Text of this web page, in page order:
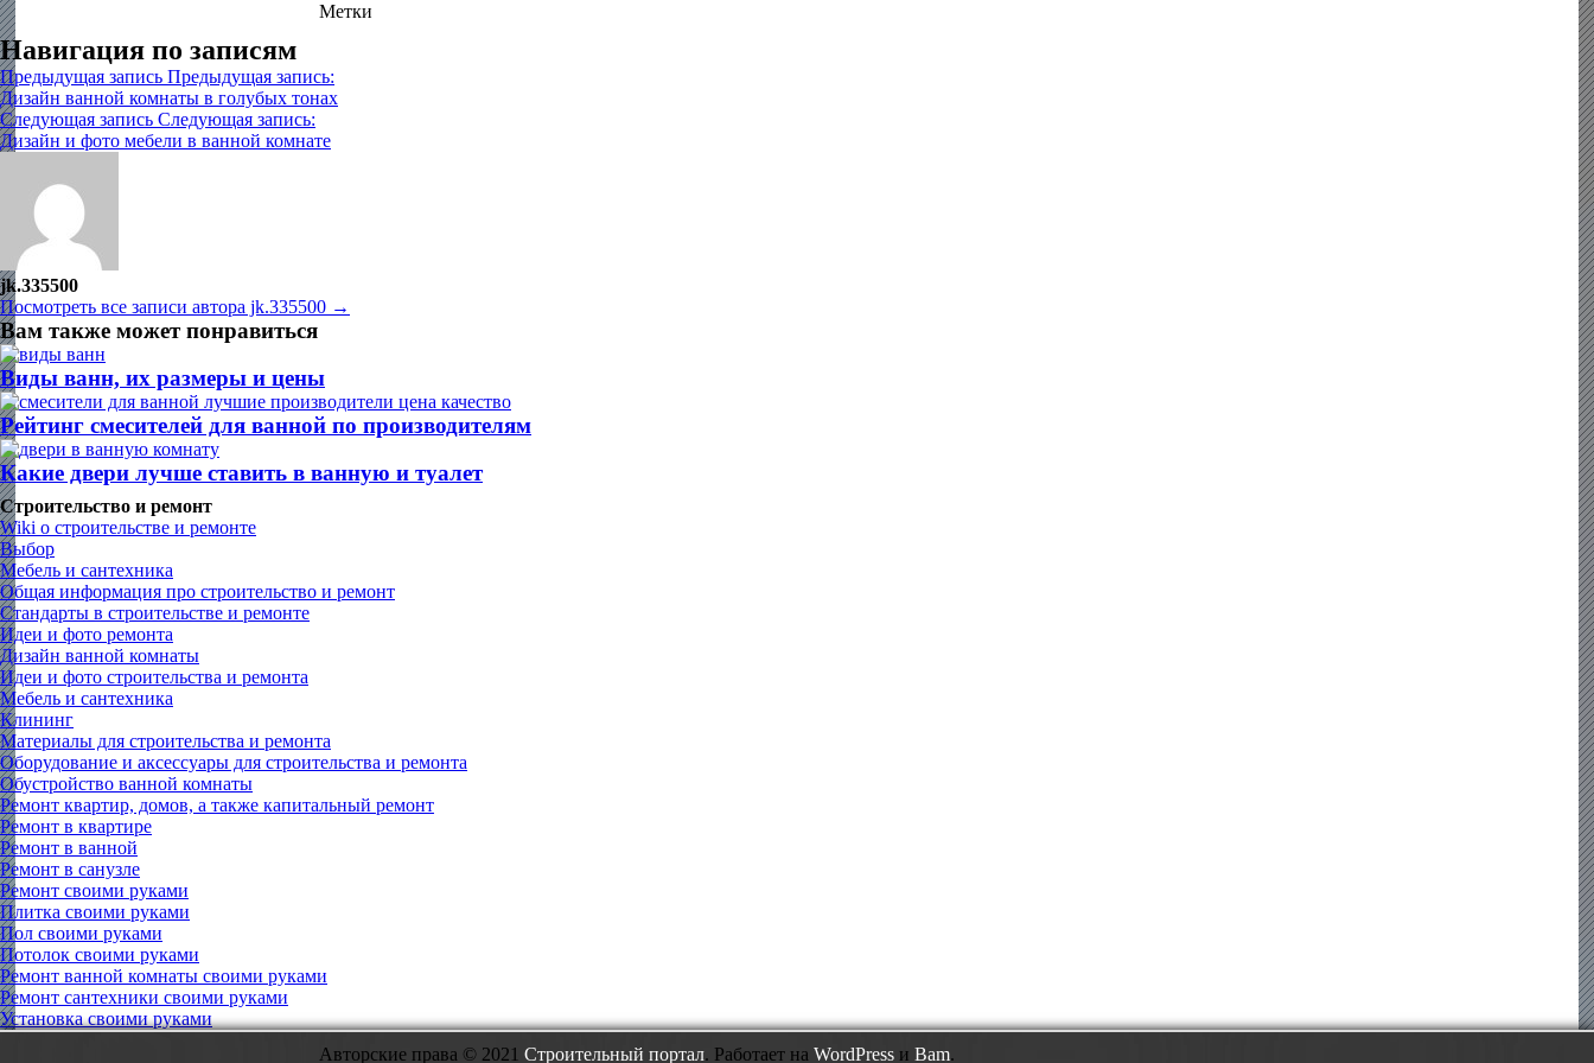
Метки
Навигация по записям
Предыдущая запись Предыдущая запись:
Дизайн ванной комнаты в голубых тонах
Следующая запись Следующая запись:
Дизайн и фото мебели в ванной комнате
jk.335500
Посмотреть все записи автора jk.335500 →
Вам также может понравиться
Виды ванн, их размеры и цены
Рейтинг смесителей для ванной по производителям
Какие двери лучше ставить в ванную и туалет
Строительство и ремонт
Wiki о строительстве и ремонте
Выбор
Мебель и сантехника
Общая информация про строительство и ремонт
Стандарты в строительстве и ремонте
Идеи и фото ремонта
Дизайн ванной комнаты
Идеи и фото строительства и ремонта
Мебель и сантехника
Клининг
Материалы для строительства и ремонта
Оборудование и аксессуары для строительства и ремонта
Обустройство ванной комнаты
Ремонт квартир, домов, а также капитальный ремонт
Ремонт в квартире
Ремонт в ванной
Ремонт в санузле
Ремонт своими руками
Плитка своими руками
Пол своими руками
Потолок своими руками
Ремонт ванной комнаты своими руками
Ремонт сантехники своими руками
Установка своими руками
Авторские права © 2021 Строительный портал. Работает на WordPressи Bam.